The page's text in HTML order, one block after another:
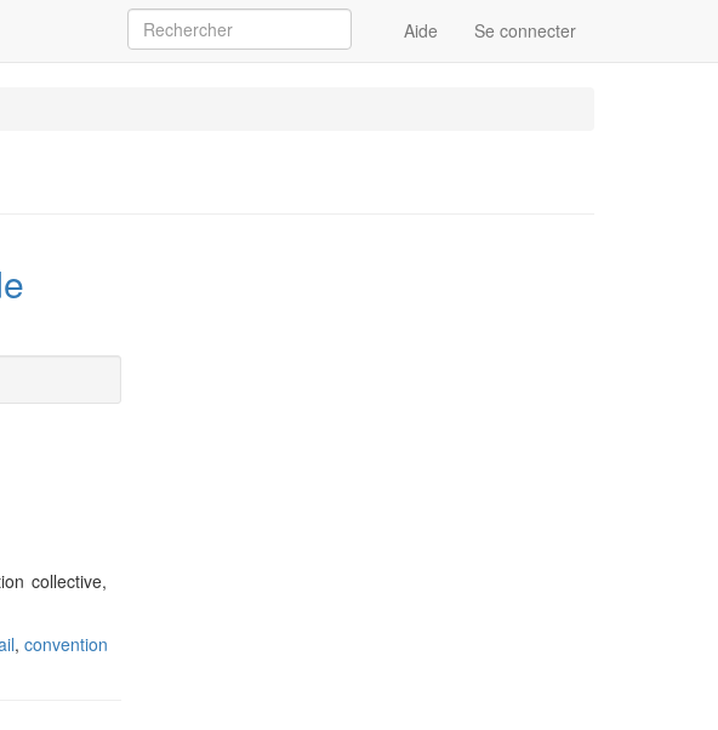
Aide Se connecter
collective,
, convention